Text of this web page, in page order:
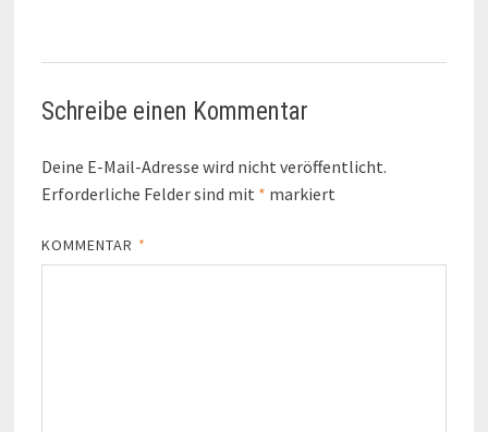
Schreibe einen Kommentar
Deine E-Mail-Adresse wird nicht veröffentlicht.
Erforderliche Felder sind mit * markiert
KOMMENTAR *